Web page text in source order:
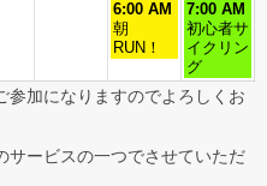
6:00 AM
朝
RUN！
7:00 AM
初心者サ
イクリン
グ
加になりますのでよろしくお
サービスの一つでさせていただ